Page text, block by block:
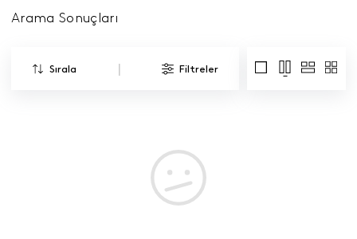
Arama Sonuçları
Sırala | Filtreler